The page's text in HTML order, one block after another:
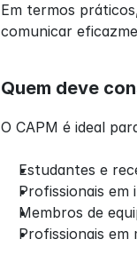
Em termos
comunicar
Quem deve
O CAPM é ideal
Estudantes e
Profissionais
Membros de
Profissionais em